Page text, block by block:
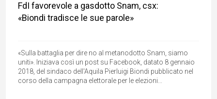
FdI favorevole a gasdotto Snam, csx:
«Biondi tradisce le sue parole»
«Sulla battaglia per dire no al metanodotto Snam, siamo
uniti». Iniziava così un post su Facebook, datato 8 gennaio
2018, del sindaco dell'Aquila Pierluigi Biondi pubblicato nel
corso della campagna elettorale per le elezioni...